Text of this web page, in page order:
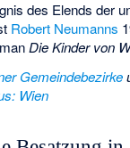
des Elends der
Robert Neumanns
Die Kinder von
Gemeindebezirke
Wien